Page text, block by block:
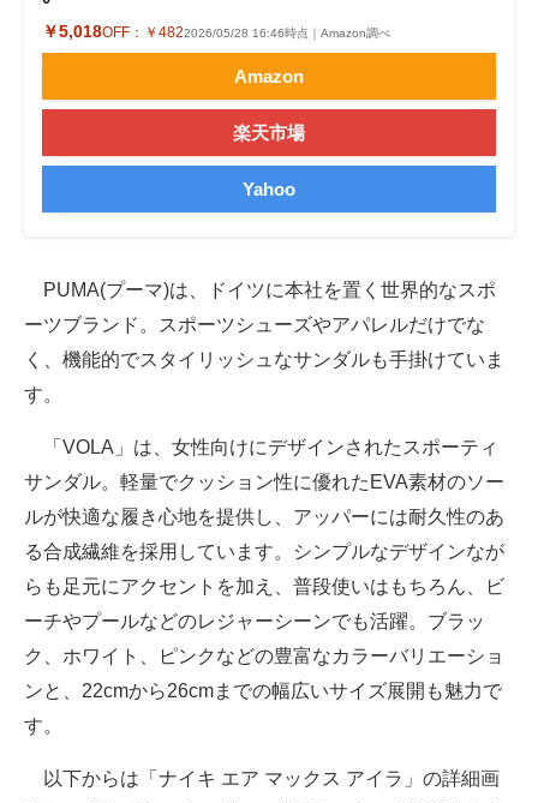
￥5,018OFF： ￥4822026/05/28 16:46時点｜Amazon調べ
Amazon
楽天市場
Yahoo
PUMA(プーマ)は、ドイツに本社を置く世界的なスポ
ーツブランド。スポーツシューズやアパレルだけでな
く、機能的でスタイリッシュなサンダルも手掛けていま
す。
「VOLA」は、女性向けにデザインされたスポーティ
サンダル。軽量でクッション性に優れたEVA素材のソー
ルが快適な履き心地を提供し、アッパーには耐久性のあ
る合成繊維を採用しています。シンプルなデザインなが
らも足元にアクセントを加え、普段使いはもちろん、ビ
ーチやプールなどのレジャーシーンでも活躍。ブラッ
ク、ホワイト、ピンクなどの豊富なカラーバリエーショ
ンと、22cmから26cmまでの幅広いサイズ展開も魅力で
す。
以下からは「ナイキ エア マックス アイラ」の詳細画